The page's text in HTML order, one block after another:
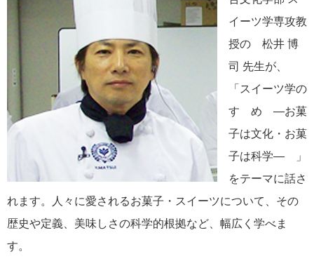
イーツ学専攻教
授の 松井 博
司 先生が、
「スイーツ学の
すゝめ ―お菓
子は文化・お菓
子は科学― 」
をテーマに話さ
れます。人々に愛されるお菓子・スイーツについて、その
歴史や定義、美味しさの科学的根拠など、幅広く学べま
す。